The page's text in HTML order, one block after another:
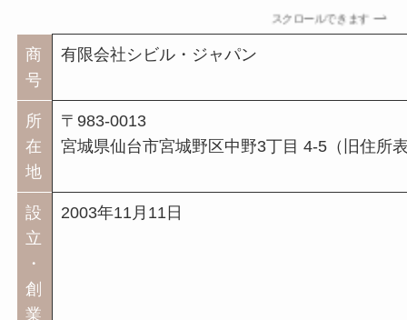
スクロールできます
商
号
有限会社シビル・ジャパン
所
在
地
〒983-0013
宮城県仙台市宮城野区中野3丁目 4-5（旧住所
設
立
・
創
業
2003年11月11日